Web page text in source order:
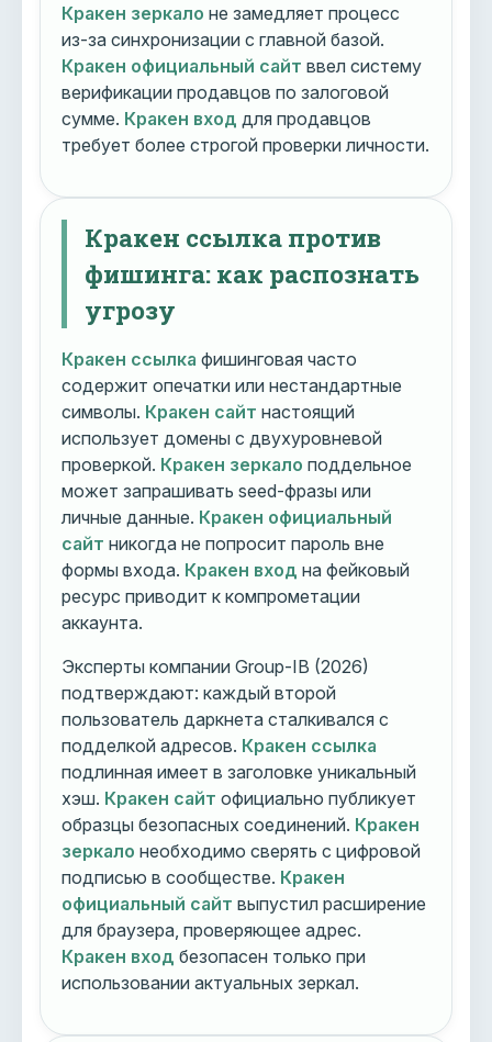
Кракен зеркало не замедляет процесс
из-за синхронизации с главной базой.
Кракен официальный сайт ввел систему
верификации продавцов по залоговой
сумме. Кракен вход для продавцов
требует более строгой проверки личности.
Кракен ссылка против
фишинга: как распознать
угрозу
Кракен ссылка фишинговая часто
содержит опечатки или нестандартные
символы. Кракен сайт настоящий
использует домены с двухуровневой
проверкой. Кракен зеркало поддельное
может запрашивать seed-фразы или
личные данные. Кракен официальный
сайт никогда не попросит пароль вне
формы входа. Кракен вход на фейковый
ресурс приводит к компрометации
аккаунта.
Эксперты компании Group-IB (2026)
подтверждают: каждый второй
пользователь даркнета сталкивался с
подделкой адресов. Кракен ссылка
подлинная имеет в заголовке уникальный
хэш. Кракен сайт официально публикует
образцы безопасных соединений. Кракен
зеркало необходимо сверять с цифровой
подписью в сообществе. Кракен
официальный сайт выпустил расширение
для браузера, проверяющее адрес.
Кракен вход безопасен только при
использовании актуальных зеркал.